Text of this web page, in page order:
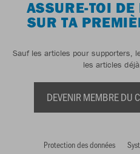
ASSURE-TOI
SUR TA
Sauf les articles pour supporters,
les articles
DEVENIR MEMBRE DU
Protection des données